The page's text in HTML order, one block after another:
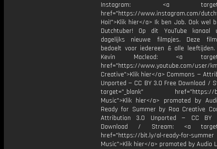
Instagram: <a
href="https://www.instagram.com/
Hoi!">Klik hier</a> Ik ben Job. Ook wel
Dutchtuber! Op dit YouTube kanaal
dagelijks nieuwe filmpjes. Deze
bedoelt voor iedereen & alle
Kevin Macleod: <a
href="https://www.youtube.com/user/
Creative">Klik hier</a> Commons —
Unported — CC BY 3.0 Free Download /
target="_blank" href="https://
Music">Klik hier</a> promoted by
Ready for Summer by Roa Creative
Attribution 3.0 Unported — CC BY
Download / Stream: <a
href="https://bit.ly/al-ready-for-summer
Music">Klik hier</a> promoted by Audio